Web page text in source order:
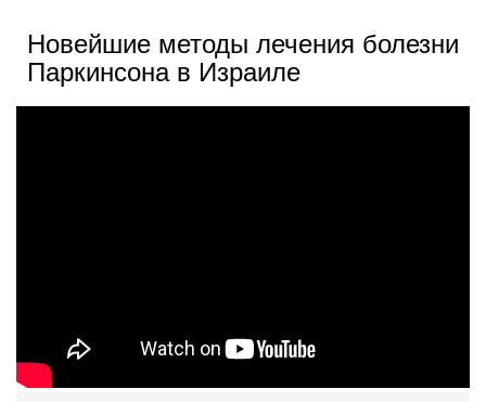
Новейшие методы лечения болезни
Паркинсона в Израиле